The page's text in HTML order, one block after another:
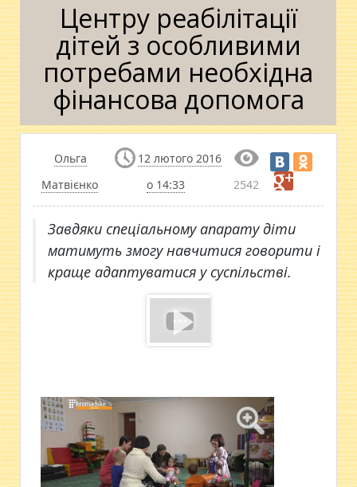
Центру реабілітації
дітей з особливими
потребами необхідна
фінансова допомога
Ольга
Матвієнко
12 лютого 2016
о 14:33
2542
Завдяки спеціальному апарату діти
матимуть змогу навчитися говорити і
краще адаптуватися у суспільстві.